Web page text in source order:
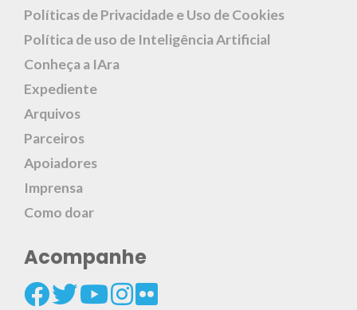
Políticas de Privacidade e Uso de Cookies
Política de uso de Inteligência Artificial
Conheça a IAra
Expediente
Arquivos
Parceiros
Apoiadores
Imprensa
Como doar
Acompanhe